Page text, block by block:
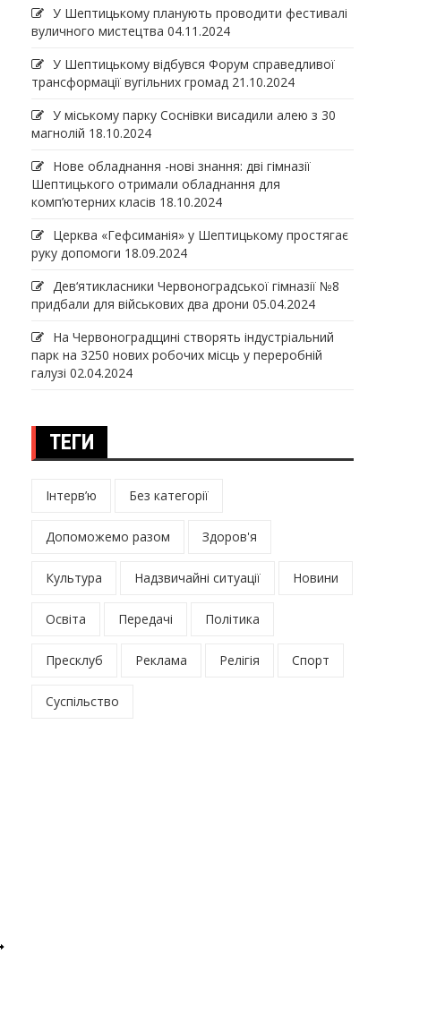
У Шептицькому планують проводити фестивалі
вуличного мистецтва 04.11.2024
У Шептицькому відбувся Форум справедливої
трансформації вугільних громад 21.10.2024
У міському парку Соснівки висадили алею з 30
магнолій 18.10.2024
Нове обладнання -нові знання: дві гімназії
Шептицького отримали обладнання для
комп’ютерних класів 18.10.2024
Церква «Гефсиманія» у Шептицькому простягає
руку допомоги 18.09.2024
Дев‘ятикласники Червоноградської гімназії №8
придбали для військових два дрони 05.04.2024
На Червоноградщині створять індустріальний
парк на 3250 нових робочих місць у переробній
галузі 02.04.2024
ТЕГИ
Інтерв’ю Без категорії
Допоможемо разом Здоров'я
Культура Надзвичайні ситуації Новини
Освіта Передачі Політика
Пресклуб Реклама Релігія Спорт
Суспільство